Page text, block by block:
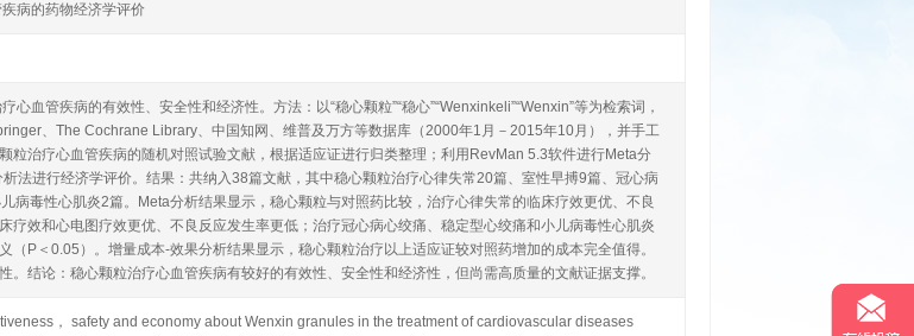
病的药物经济学评价
心血管疾病的有效性、安全性和经济性。方法：以“稳心颗粒”“稳心”“Wenxinkeli”“Wenxin”等为检索词，
、The Cochrane Library、中国知网、维普及万方等数据库（2000年1月－2015年10月），并手工
粒治疗心血管疾病的随机对照试验文献，根据适应证进行归类整理；利用RevMan 5.3软件进行Meta分
法进行经济学评价。结果：共纳入38篇文献，其中稳心颗粒治疗心律失常20篇、室性早搏9篇、冠心病
病毒性心肌炎2篇。Meta分析结果显示，稳心颗粒与对照药比较，治疗心律失常的临床疗效更优、不良
疗效和心电图疗效更优、不良反应发生率更低；治疗冠心病心绞痛、稳定型心绞痛和小儿病毒性心肌炎
（P＜0.05）。增量成本-效果分析结果显示，稳心颗粒治疗以上适应证较对照药增加的成本完全值得。
。结论：稳心颗粒治疗心血管疾病有较好的有效性、安全性和经济性，但尚需高质量的文献证据支撑。
， safety and economy about Wenxin granules in the treatment of cardiovascular diseases